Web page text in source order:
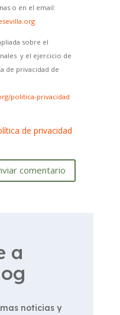
o en el email:
sobre el
y el ejercicio de
de privacidad de
politica-privacidad
de privacidad
comentario
a
noticias y